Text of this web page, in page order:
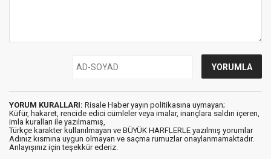
YORUM KURALLARI: Risale Haber yayın politikasına uymayan;
Küfür, hakaret, rencide edici cümleler veya imalar, inançlara saldırı içeren,
imla kuralları ile yazılmamış,
Türkçe karakter kullanılmayan ve BÜYÜK HARFLERLE yazılmış yorumlar
Adınız kısmına uygun olmayan ve saçma rumuzlar onaylanmamaktadır.
Anlayışınız için teşekkür ederiz.